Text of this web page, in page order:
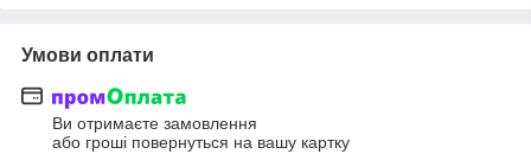
Умови оплати
Ви отримаєте замовлення
або гроші повернуться на вашу картку